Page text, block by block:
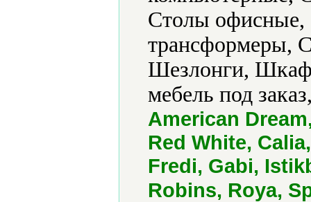
Столы
трансформеры,
Шезлонги,
мебель под
American
Red White,
Fredi, Gabi,
Robins, Roya,